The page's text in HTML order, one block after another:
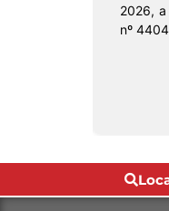
realizou no dia …